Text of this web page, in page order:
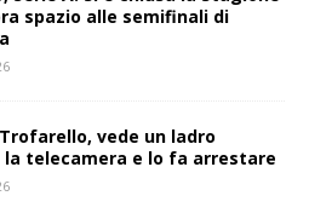
spazio alle semifinali di
vede un ladro
telecamera e lo fa arrestare